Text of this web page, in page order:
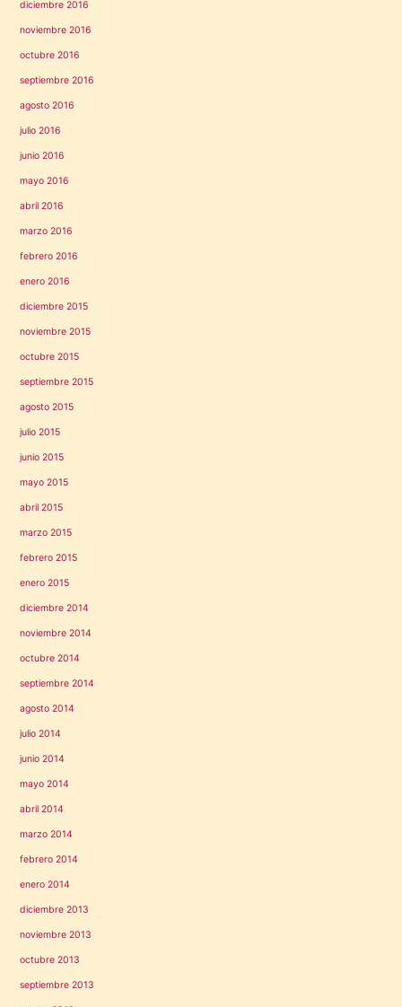
diciembre 2016
noviembre 2016
octubre 2016
septiembre 2016
agosto 2016
julio 2016
junio 2016
mayo 2016
abril 2016
marzo 2016
febrero 2016
enero 2016
diciembre 2015
noviembre 2015
octubre 2015
septiembre 2015
agosto 2015
julio 2015
junio 2015
mayo 2015
abril 2015
marzo 2015
febrero 2015
enero 2015
diciembre 2014
noviembre 2014
octubre 2014
septiembre 2014
agosto 2014
julio 2014
junio 2014
mayo 2014
abril 2014
marzo 2014
febrero 2014
enero 2014
diciembre 2013
noviembre 2013
octubre 2013
septiembre 2013